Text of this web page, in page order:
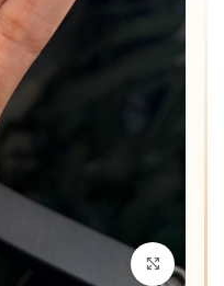
برای بزرگنمایی کلیک کنید